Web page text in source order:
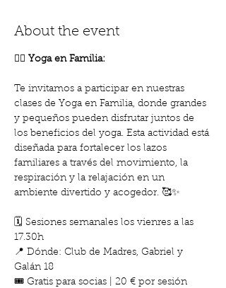
About the event
🧘‍♀️ Yoga en Familia:
Te invitamos a participar en nuestras
clases de Yoga en Familia, donde grandes
y pequeños pueden disfrutar juntos de
los beneficios del yoga. Esta actividad está
diseñada para fortalecer los lazos
familiares a través del movimiento, la
respiración y la relajación en un
ambiente divertido y acogedor. 🥰✨
🗓️ Sesiones semanales los vienres a las
17.30h
📍 Dónde: Club de Madres, Gabriel y
Galán 18
🎟️ Gratis para socias | 20 € por sesión